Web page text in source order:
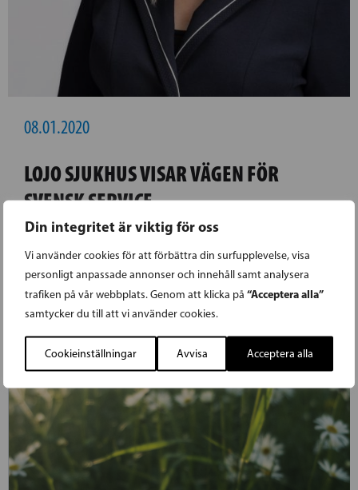
Din integritet är viktig för oss
Vi använder cookies för att förbättra din surfupplevelse, visa
personligt anpassade annonser och innehåll samt analysera
trafiken på vår webbplats. Genom att klicka på “Acceptera alla”
samtycker du till att vi använder cookies.
Cookieinställningar Avvisa Acceptera alla
08.01.2020
LOJO SJUKHUS VISAR VÄGEN FÖR
SVENSK SERVICE
vilja. Det har Lojo Sjukhus bevisat.
LÄS FÖREGÅENDE ARTIKEL